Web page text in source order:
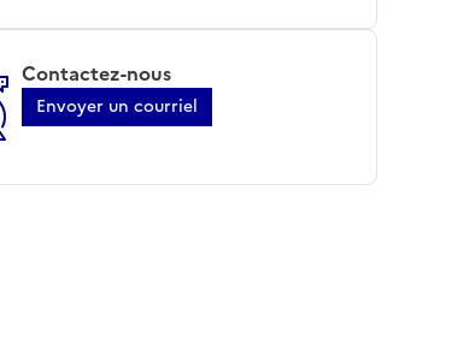
Contactez-nous
Envoyer un courriel